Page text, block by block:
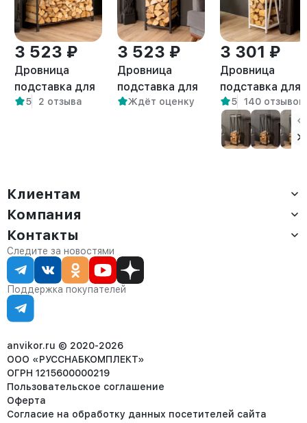
3 523 ₽
Дровница
подставка для
дров лофт
5 2 отзыва
3 523 ₽
Дровница
подставка для
дров лофт
Ждёт оценку
3 301 ₽
Дровница
подставка для
дров с полкой
лофт Тонто
белый/
амаретто
5 140 отзывов
Клиентам
Доставка
Оплата
Сервис
Статус заказа
Статьи
Компания
О компании
Контакты
Партнёрам
Контакты
Отдел продаж:
8 (800) 234-22-62
corp@anvikor.ru
Ежедневно, с 7:00-19:00 (МСК)
Отдел рекламации:
8 (953) 455-25-61
Следите за новостями
Поддержка покупателей
anvikor.ru © 2020-2026
ООО «РУССНАБКОМПЛЕКТ»
ОГРН 1215600000219
Пользовательское соглашение
Оферта
Согласие на обработку данных посетителей сайта